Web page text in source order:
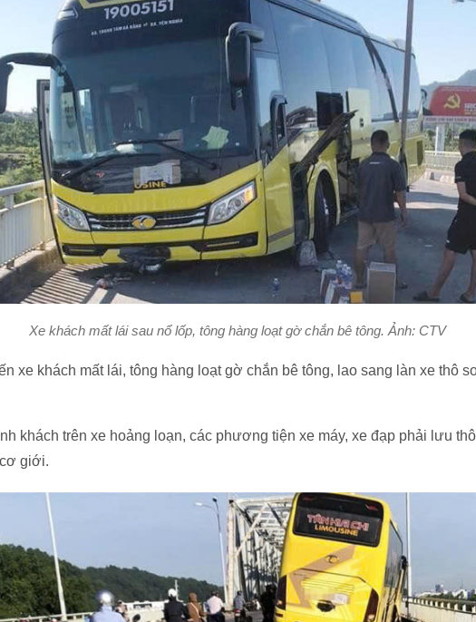
Xe khách mất lái sau nổ lốp, tông hàng loạt gờ chắn bê tông. Ảnh: CTV
xe khách mất lái, tông hàng loạt gờ chắn bê tông, lao sang làn xe thô
khách trên xe hoảng loạn, các phương tiện xe máy, xe đạp phải lưu
giới.